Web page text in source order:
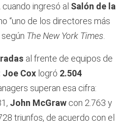
, cuando ingresó al Salón de la
“uno de los directores más
The New York Times
al frente de equipos de
Joe Cox logró 2.504
superan esa cifra:
John McGraw con 2.763 y
triunfos, de acuerdo con el